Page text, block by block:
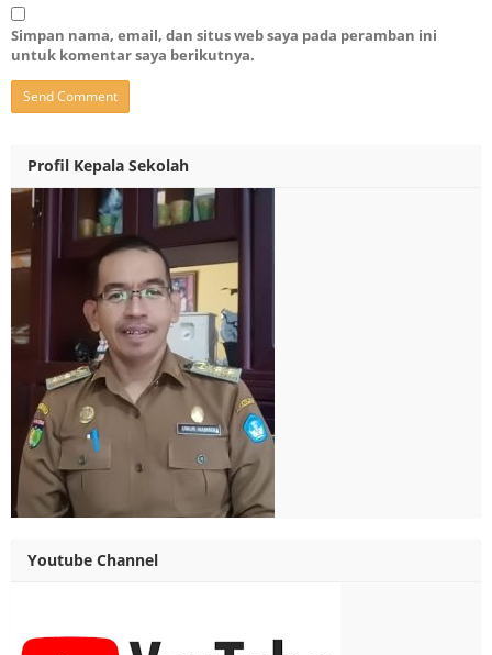
Simpan nama, email, dan situs web saya pada peramban ini
untuk komentar saya berikutnya.
Profil Kepala Sekolah
Youtube Channel